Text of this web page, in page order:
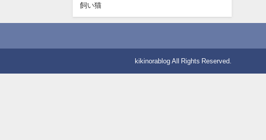
飼い猫
kikinorablog All Rights Reserved.